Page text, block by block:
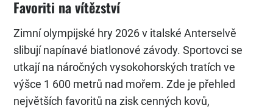
Favoriti na vítězství
Zimní olympijské hry 2026 v italské Anterselvě
slibují napínavé biatlonové závody. Sportovci se
utkají na náročných vysokohorských tratích ve
výšce 1 600 metrů nad mořem. Zde je přehled
největších favoritů na zisk cenných kovů,